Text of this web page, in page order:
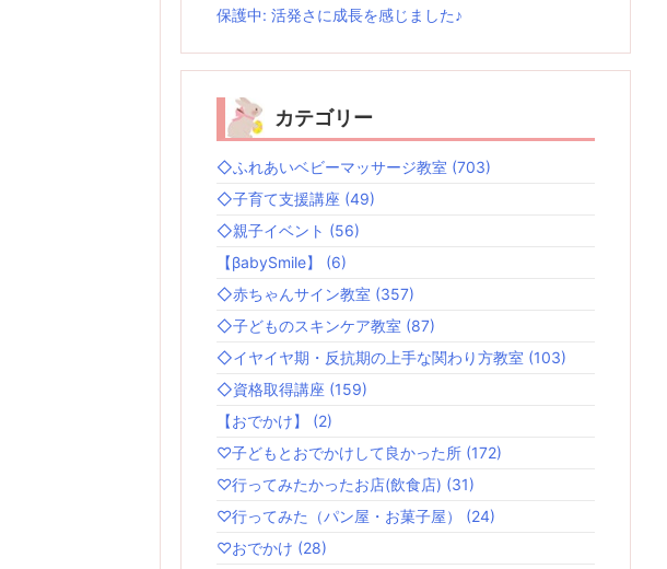
保護中: 活発さに成長を感じました♪
カテゴリー
◇ふれあいベビーマッサージ教室 (703)
◇子育て支援講座 (49)
◇親子イベント (56)
【βabySmile】 (6)
◇赤ちゃんサイン教室 (357)
◇子どものスキンケア教室 (87)
◇イヤイヤ期・反抗期の上手な関わり方教室 (103)
◇資格取得講座 (159)
【おでかけ】 (2)
♡子どもとおでかけして良かった所 (172)
♡行ってみたかったお店(飲食店) (31)
♡行ってみた（パン屋・お菓子屋） (24)
♡おでかけ (28)